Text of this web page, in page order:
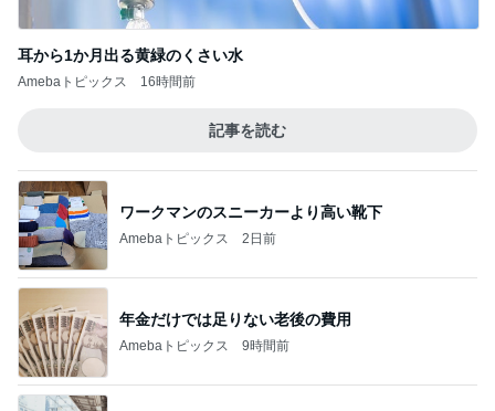
耳から1か月出る黄緑のくさい水
Amebaトピックス 16時間前
記事を読む
ワークマンのスニーカーより高い靴下
Amebaトピックス 2日前
年金だけでは足りない老後の費用
Amebaトピックス 9時間前